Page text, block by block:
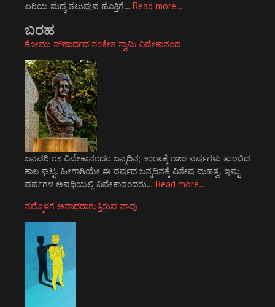
ಏರಿಯ ಮಧ್ಯ ತಲುಪುವ ಹೊತ್ತಿಗೆ… Read more…
ಬರಹ
ಕೋಮು ಸೌಹಾರ್ದದ ಸಂಕೇತ ಸ್ವಾಮಿ ವಿವೇಕಾನಂದ
ಜನವರಿ ೧೨ ವಿವೇಕಾನಂದರ ಜನ್ಮದಿನ; ೨೦೧೩ಕ್ಕೆ ೧೫೦ ವರ್ಷಗಳು ತುಂಬಿದ
ಕಾಲ ಘಟ್ಟ. ಹೀಗಾಗಿಯೇ ಈ ವರ್ಷದ ಜನ್ಮದಿನಕ್ಕೆ ವಿಶೇಷ ಮಹತ್ವ. ಇಷ್ಟು
ವರ್ಷಗಳ ಅವಧಿಯಲ್ಲಿ ವಿವೇಕಾನಂದರು… Read more…
ನಮ್ಮೊಳಗೆ ಅನಾಥರಾಗುತ್ತಿರುವ ನಾವು